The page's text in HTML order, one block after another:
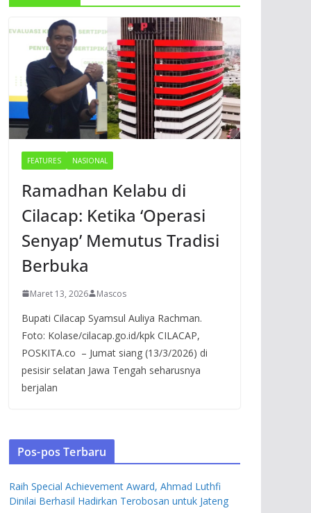
FEATURES NASIONAL
Ramadhan Kelabu di
Cilacap: Ketika ‘Operasi
Senyap’ Memutus Tradisi
Berbuka
Maret 13, 2026 Mascos
Bupati Cilacap Syamsul Auliya Rachman.
Foto: Kolase/cilacap.go.id/kpk CILACAP,
POSKITA.co – Jumat siang (13/3/2026) di
pesisir selatan Jawa Tengah seharusnya
berjalan
Pos-pos Terbaru
Raih Special Achievement Award, Ahmad Luthfi
Dinilai Berhasil Hadirkan Terobosan untuk Jateng